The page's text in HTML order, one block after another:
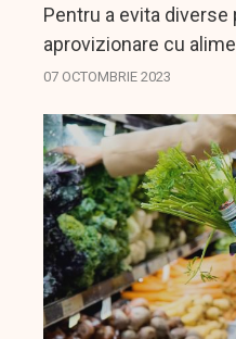
Pentru a evita diverse
aprovizionare cu
Asia de Sud-Est au
cu care se confruntă...
07 OCTOMBRIE 2023